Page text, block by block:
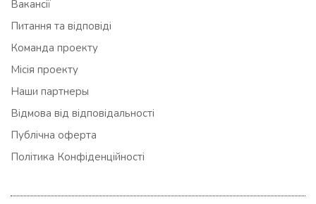
Вакансії
Питання та відповіді
Команда проекту
Місія проекту
Наши партнеры
Відмова від відповідальності
Публічна оферта
Політика Конфіденційності